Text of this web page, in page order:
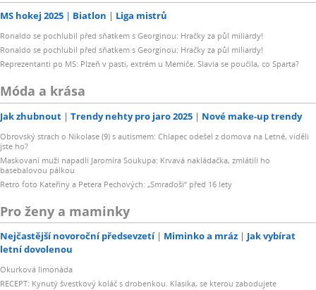
MS hokej 2025 Biatlon Liga mistrů
Ronaldo se pochlubil před sňatkem s Georginou: Hračky za půl miliardy!
Ronaldo se pochlubil před sňatkem s Georginou: Hračky za půl miliardy!
Reprezentanti po MS: Plzeň v pasti, extrém u Memiče. Slavia se poučila, co Sparta?
Móda a krása
Jak zhubnout Trendy nehty pro jaro 2025 Nové make-up trendy
Obrovský strach o Nikolase (9) s autismem: Chlapec odešel z domova na Letné, viděli
jste ho?
Maskovaní muži napadli Jaromíra Soukupa: Krvavá nakládačka, zmlátili ho
basebalovou pálkou
Retro foto Kateřiny a Petera Pechových: „Smraďoši“ před 16 lety
Pro ženy a maminky
Nejčastější novoroční předsevzetí Miminko a mráz
Jak vybírat
letní dovolenou
Okurková limonáda
RECEPT: Kynutý švestkový koláč s drobenkou. Klasika, se kterou zabodujete